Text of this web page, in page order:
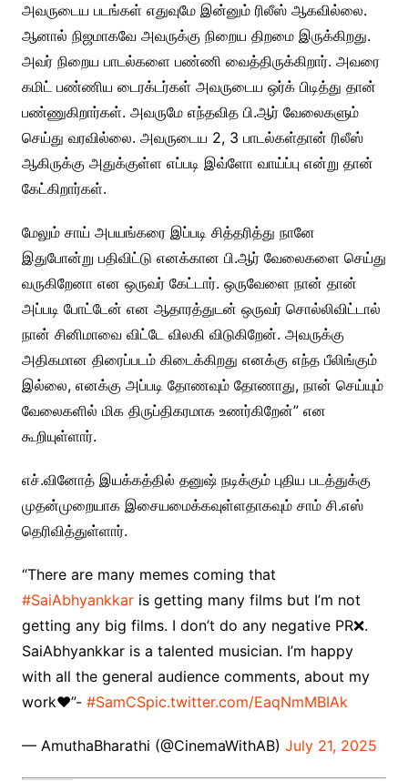
அவருடைய படங்கள் எதுவுமே இன்னும் ரிலீஸ் ஆகவில்லை.
ஆனால் நிஜமாகவே அவருக்கு நிறைய திறமை இருக்கிறது.
அவர் நிறைய பாடல்களை பண்ணி வைத்திருக்கிறார். அவரை
கமிட் பண்ணிய டைரக்டர்கள் அவருடைய ஒர்க் பிடித்து தான்
பண்ணுகிறார்கள். அவருமே எந்தவித பி.ஆர் வேலைகளும்
செய்து வரவில்லை. அவருடைய 2, 3 பாடல்கள்தான் ரிலீஸ்
ஆகிருக்கு அதுக்குள்ள எப்படி இவ்ளோ வாய்ப்பு என்று தான்
கேட்கிறார்கள்.
மேலும் சாய் அபயங்கரை இப்படி சித்தரித்து நானே
இதுபோன்று பதிவிட்டு எனக்கான பி.ஆர் வேலைகளை செய்து
வருகிறேனா என ஒருவர் கேட்டார். ஒருவேளை நான் தான்
அப்படி போட்டேன் என ஆதாரத்துடன் ஒருவர் சொல்லிவிட்டால்
நான் சினிமாவை விட்டே விலகி விடுகிறேன். அவருக்கு
அதிகமான திரைப்படம் கிடைக்கிறது எனக்கு எந்த பீலிங்கும்
இல்லை, எனக்கு அப்படி தோணவும் தோணாது, நான் செய்யும்
வேலைகளில் மிக திருப்திகரமாக உணர்கிறேன்” என
கூறியுள்ளார்.
எச்.வினோத் இயக்கத்தில் தனுஷ் நடிக்கும் புதிய படத்துக்கு
முதன்முறையாக இசையமைக்கவுள்ளதாகவும் சாம் சி.எஸ்
தெரிவித்துள்ளார்.
“There are many memes coming that
#SaiAbhyankkaris getting many films but I’m not
getting any big films. I don’t do any negative PR❌.
SaiAbhyankkar is a talented musician. I’m happy
with all the general audience comments, about my
work♥️”- #SamCSpic.twitter.com/EaqNmMBIAk
— AmuthaBharathi (@CinemaWithAB) July 21, 2025